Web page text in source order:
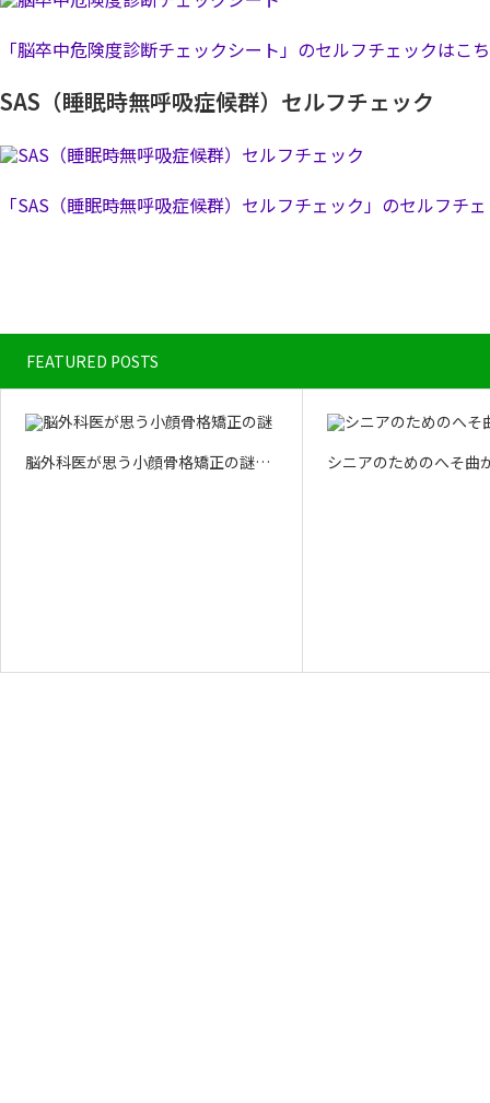
「脳卒中危険度診断チェックシート」のセルフチェックはこ
SAS（睡眠時無呼吸症候群）セルフチェック
「SAS（睡眠時無呼吸症候群）セルフチェック」のセルフチ
FEATURED POSTS
脳外科医が思う小顔骨格矯正の謎… シニアのためのへそ